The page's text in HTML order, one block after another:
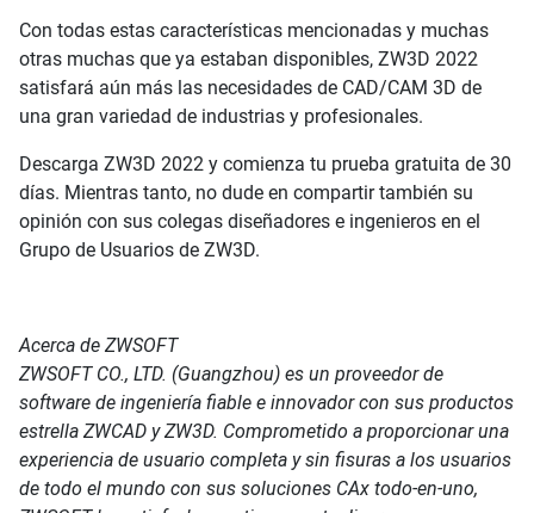
Con todas estas características mencionadas y muchas
otras muchas que ya estaban disponibles, ZW3D 2022
satisfará aún más las necesidades de CAD/CAM 3D de
una gran variedad de industrias y profesionales.
Descarga ZW3D 2022 y comienza tu prueba gratuita de 30
días. Mientras tanto, no dude en compartir también su
opinión con sus colegas diseñadores e ingenieros en el
Grupo de Usuarios de ZW3D.
Acerca de ZWSOFT
ZWSOFT CO., LTD. (Guangzhou) es un proveedor de
software de ingeniería fiable e innovador con sus productos
estrella ZWCAD y ZW3D. Comprometido a proporcionar una
experiencia de usuario completa y sin fisuras a los usuarios
de todo el mundo con sus soluciones CAx todo-en-uno,